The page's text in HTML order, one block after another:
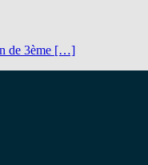
de 3ème […]